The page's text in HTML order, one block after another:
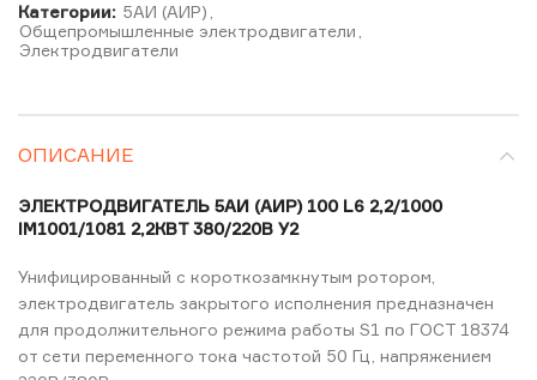
Категории: 5АИ (АИР)
Общепромышленные электродвигатели
Электродвигатели
ОПИСАНИЕ
ЭЛЕКТРОДВИГАТЕЛЬ 5АИ (АИР) 100 L6 2,2/1000
IM1001/1081 2,2КВТ 380/220В У2
Унифицированный с короткозамкнутым ротором,
электродвигатель закрытого исполнения предназначен
для продолжительного режима работы S1 по ГОСТ 18374
от сети переменного тока частотой 50 Гц, напряжением